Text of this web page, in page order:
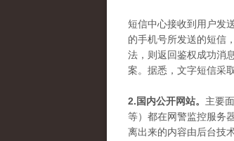
短信中心接收到用户发
的手机号所发送的短信
法，则返回鉴权成功消
案。据悉，文字短信采
2.国内公开网站。 主要
等）都在网警监控服务
离出来的内容由后台技